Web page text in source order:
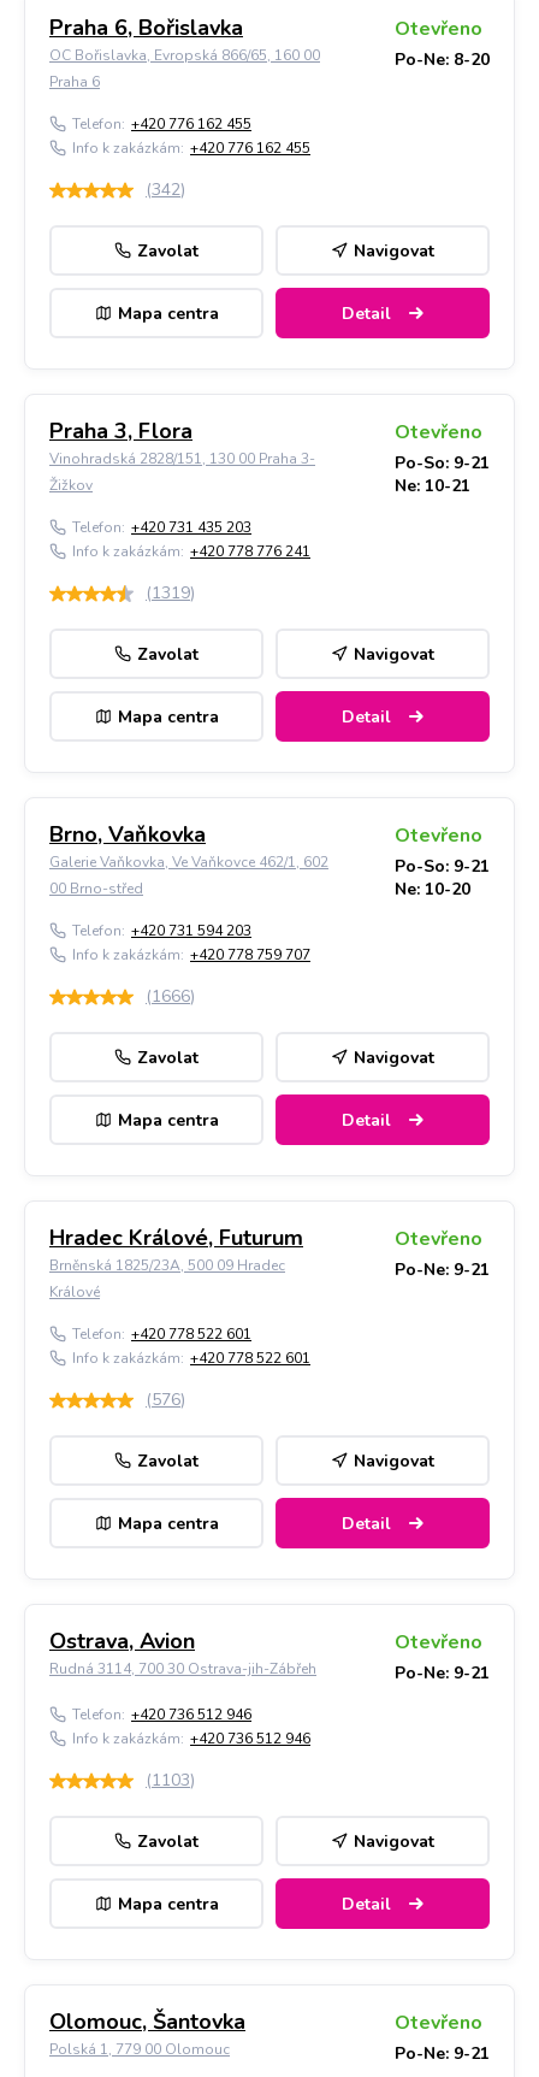
Praha 6, Bořislavka
OC Bořislavka, Evropská 866/65, 160 00
Praha 6
Otevřeno
Po-Ne: 8-20
Telefon: +420 776 162 455
Info k zakázkám: +420 776 162 455
(342)
Zavolat Navigovat
Mapa centra Detail
Praha 3, Flora
Vinohradská 2828/151, 130 00 Praha 3-
Žižkov
Otevřeno
Po-So: 9-21
Ne: 10-21
Telefon: +420 731 435 203
Info k zakázkám: +420 778 776 241
(1319)
Zavolat Navigovat
Mapa centra Detail
Brno, Vaňkovka
Galerie Vaňkovka, Ve Vaňkovce 462/1, 602
00 Brno-střed
Otevřeno
Po-So: 9-21
Ne: 10-20
Telefon: +420 731 594 203
Info k zakázkám: +420 778 759 707
(1666)
Zavolat Navigovat
Mapa centra Detail
Hradec Králové, Futurum
Brněnská 1825/23A, 500 09 Hradec
Králové
Otevřeno
Po-Ne: 9-21
Telefon: +420 778 522 601
Info k zakázkám: +420 778 522 601
(576)
Zavolat Navigovat
Mapa centra Detail
Ostrava, Avion
Rudná 3114, 700 30 Ostrava-jih-Zábřeh
Otevřeno
Po-Ne: 9-21
Telefon: +420 736 512 946
Info k zakázkám: +420 736 512 946
(1103)
Zavolat Navigovat
Mapa centra Detail
Olomouc, Šantovka
Polská 1, 779 00 Olomouc
Otevřeno
Po-Ne: 9-21